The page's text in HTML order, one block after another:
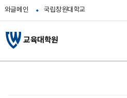
와글메인 국립창원대학교
교육대학원